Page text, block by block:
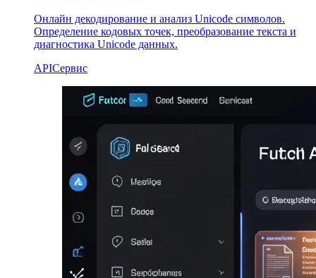
Онлайн декодирование и анализ Unicode символов.
Определение кодовых точек, преобразование текста и
диагностика Unicode данных.
APIСервис